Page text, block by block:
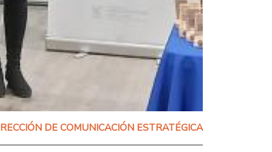
DE COMUNICACIÓN ESTRATÉGICA